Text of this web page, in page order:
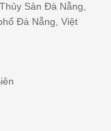
Sản Đà Nẵng,
Đà Nẵng, Việt